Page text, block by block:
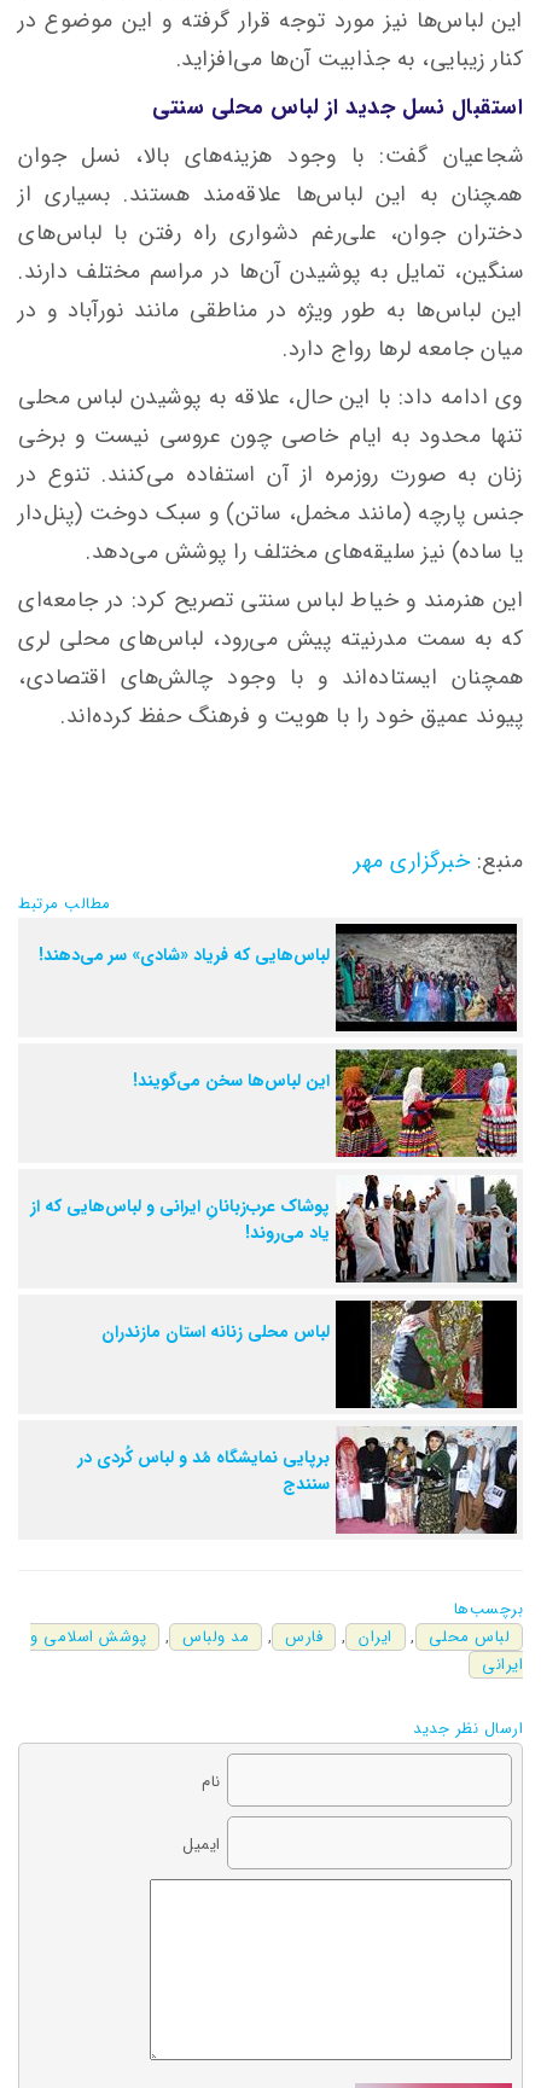
این لباس‌ها نیز مورد توجه قرار گرفته و این موضوع در
کنار زیبایی، به جذابیت آن‌ها می‌افزاید.
استقبال نسل جدید از لباس محلی سنتی
شجاعیان گفت: با وجود هزینه‌های بالا، نسل جوان
همچنان به این لباس‌ها علاقه‌مند هستند. بسیاری از
دختران جوان، علی‌رغم دشواری راه رفتن با لباس‌های
سنگین، تمایل به پوشیدن آن‌ها در مراسم‌ مختلف دارند.
این لباس‌ها به طور ویژه در مناطقی مانند نورآباد و در
میان جامعه لرها رواج دارد.
وی ادامه داد: با این حال، علاقه به پوشیدن لباس محلی
تنها محدود به ایام خاصی چون عروسی نیست و برخی
زنان به صورت روزمره از آن استفاده می‌کنند. تنوع در
جنس پارچه (مانند مخمل، ساتن) و سبک دوخت (پنل‌دار
یا ساده) نیز سلیقه‌های مختلف را پوشش می‌دهد.
این هنرمند و خیاط لباس سنتی تصریح کرد: در جامعه‌ای
که به سمت مدرنیته پیش می‌رود، لباس‌های محلی لری
همچنان ایستاده‌اند و با وجود چالش‌های اقتصادی،
پیوند عمیق خود را با هویت و فرهنگ حفظ کرده‌اند.
منبع:خبرگزاری مهر
مطالب مرتبط
لباس‌هایی که فریاد «شادی» سر می‌دهند!
این لباس‌ها سخن می‌گویند!
پوشاک عرب‌زبانانِ ایرانی و لباس‌هایی که از
یاد می‌روند!
لباس محلی زنانه استان مازندران
برپایی نمایشگاه مُد و لباس کُردی در
سنندج
برچسب‌ها
لباس محلی
, ایران , فارس , مد ولباس ,
پوشش اسلامی و
ایرانی
ارسال نظر جدید
نام
ایمیل